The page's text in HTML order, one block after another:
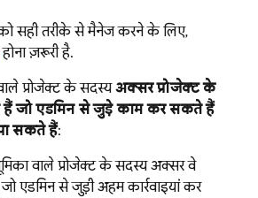
सही तरीके से मैनेज करने के लिए,
होना ज़रूरी है.
प्रोजेक्ट के सदस्यअक्सर प्रोजेक्ट के
हैं जो एडमिन से जुड़े काम कर सकते हैं
सकते हैं:
वाले प्रोजेक्ट के सदस्य अक्सर वे
एडमिन से जुड़ी अहम कार्रवाइयां कर